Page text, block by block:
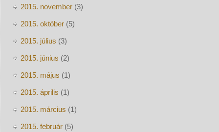
2015. november(3)
2015. október(5)
2015. július (3)
2015. június (2)
2015. május (1)
2015. április (1)
2015. március (1)
2015. február(5)